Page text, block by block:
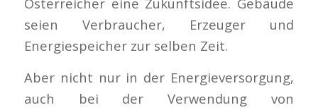
seien Verbraucher, Erzeuger und
Energiespeicher zur selben Zeit.
Aber nicht nur in der Energieversorgung,
auch bei der Verwendung von